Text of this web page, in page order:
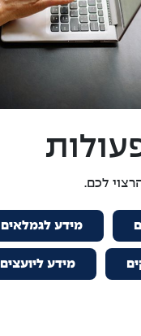
לכם.
מידע לגמלאים
מידע ליועצים